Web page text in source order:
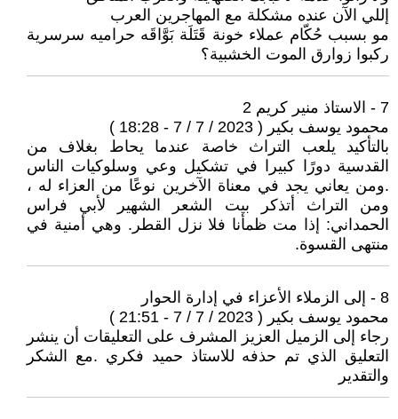
إللي الآن عنده مشكلة مع المهاجرين العرب
مو بسبب حُكّام عملاء خونة قَتَلَة بَوَّاقَه حراميه سرسرية
ركبوا زوارق الموت الخشبية؟
7 - الاستاذ منير كريم 2
محمود يوسف بكير ( 2023 / 7 / 7 - 18:28 )
بالتأكيد يلعب التراث خاصة عندما يحاط بغلاف من
القدسية دورًا كبيرا في تشكيل وعي وسلوكيات الناس
.ومن يعاني يجد في معناة الآخرين نوعًا من العزاء له ،
ومن التراث أتذكر بيت الشعر الشهير لأبي فراس
الحمداني: إذا مت ظمأنا فلا نزل القطر. وهي أمنية في
منتهى القسوة.
8 - إلى الزملاء الأعزاء في إدارة الحوار
محمود يوسف بكير ( 2023 / 7 / 7 - 21:51 )
رجاء إلى الزميل العزيز المشرف على التعليقات أن ينشر
التعليق الذي تم حذفه للاستاذ حميد فكري .مع الشكر
والتقدير